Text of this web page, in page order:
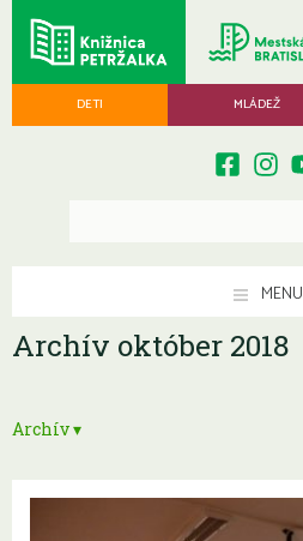
DETI MLÁDEŽ
MENU
Archív október 2018
Archív ▾